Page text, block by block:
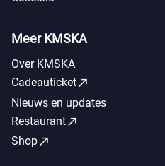
Meer KMSKA
Over KMSKA
Cadeauticketcall_made
Nieuws en updates
Restaurantcall_made
Shopcall_made